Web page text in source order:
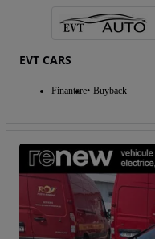
EVT CARS
Finantare Buyback